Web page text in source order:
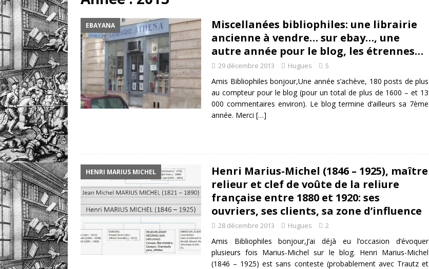
un livre
DOSSIERS CLINIQUES DE L'IGLI
[ 5 août 2026 ]
Les ex-libris… on s’en tamponne ! Une chronique de Mathieu Lenoir
DIVERS
EBAYANA
Miscellanées bibliophiles: une librairie
ancienne à vendre… sur ebay…, une
autre année pour le blog, les étrennes…
29 décembre 2013 Hugues 5
Amis Bibliophiles bonjour,Une année s’achève, 180 posts de plus
au compteur pour le blog (pour un total de plus de 1600 – et 13
000 commentaires environ). Le blog termine d’ailleurs sa 7ème
année. Merci […]
HENRI MARIUS MICHEL
Henri Marius-Michel (1846 – 1925), maître
relieur et clef de voûte de la reliure
française entre 1880 et 1920: ses
ouvriers, ses clients, sa zone d’influence
28 décembre 2013 Hugues 2
Amis Bibliophiles bonjour,J’ai déjà eu l’occasion d’évoquer
plusieurs fois Marius-Michel sur le blog. Henri Marius-Michel
(1846 – 1925) est sans conteste (probablement avec Trautz et